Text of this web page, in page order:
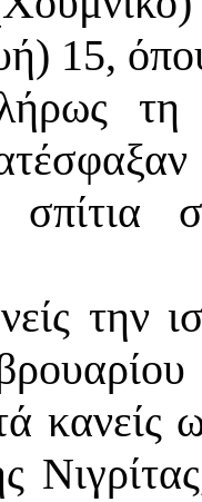
15,
την
κανείς